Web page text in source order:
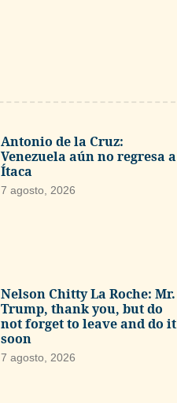
Antonio de la Cruz:
Venezuela aún no regresa a
Ítaca
7 agosto, 2026
Nelson Chitty La Roche: Mr.
Trump, thank you, but do
not forget to leave and do it
soon
7 agosto, 2026